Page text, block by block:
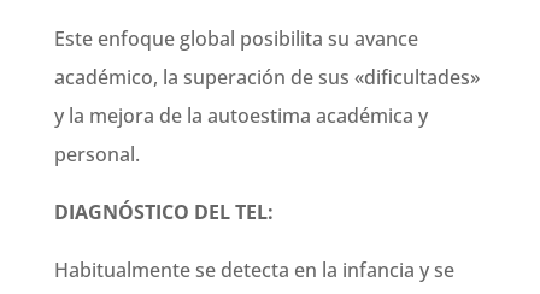
Este enfoque global posibilita su avance
académico, la superación de sus «dificultades»
y la mejora de la autoestima académica y
personal.
DIAGNÓSTICO DEL TEL:
Habitualmente se detecta en la infancia y se